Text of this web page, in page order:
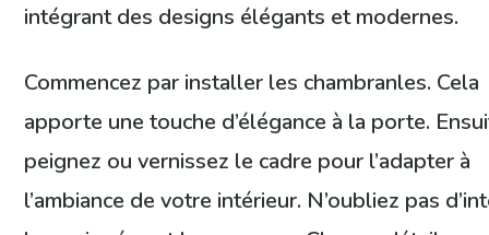
intégrant des designs élégants et modernes.
Commencez par installer les chambranles. Cela
apporte une touche d’élégance à la porte.
peignez ou vernissez le cadre pour l’adapter à
l’ambiance de votre intérieur. N’oubliez pas